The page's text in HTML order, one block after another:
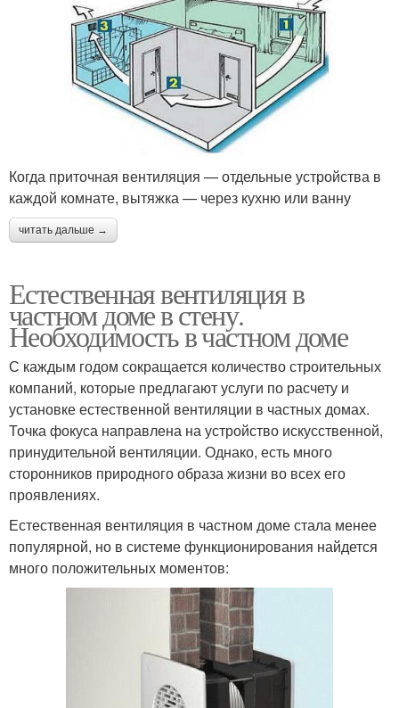
Когда приточная вентиляция — отдельные устройства в
каждой комнате, вытяжка — через кухню или ванну
читать дальше →
Естественная вентиляция в
частном доме в стену.
Необходимость в частном доме
С каждым годом сокращается количество строительных
компаний, которые предлагают услуги по расчету и
установке естественной вентиляции в частных домах.
Точка фокуса направлена на устройство искусственной,
принудительной вентиляции. Однако, есть много
сторонников природного образа жизни во всех его
проявлениях.
Естественная вентиляция в частном доме стала менее
популярной, но в системе функционирования найдется
много положительных моментов: